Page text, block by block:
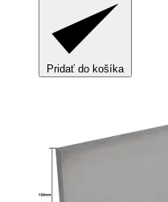
Pridať do košíka